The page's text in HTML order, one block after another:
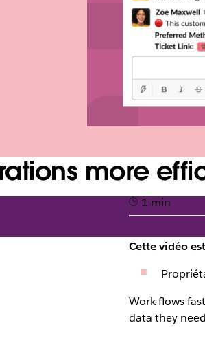
more
1 min
Cette vidéo
Work flows
data they